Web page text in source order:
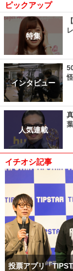
ピックアップ
特集
インタビュー
人気連載
イチオシ記事
投票アプリ「